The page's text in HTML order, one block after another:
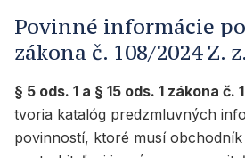
Povinné informácie
zákona č. 108/2024 Z. z.
§ 5 ods. 1 a § 15 ods. 1 zákona č.
tvoria katalóg predzmluvných
povinností, ktoré musí